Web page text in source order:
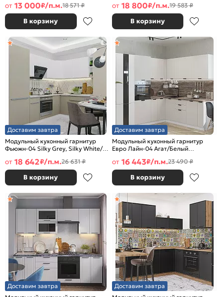
от 13 000₽/п.м.18 571 ₽
В корзину
от 18 800₽/п.м.19 583 ₽
В корзину
Доставим завтра
Модульный кухонный гарнитур
Фьюжн-04 Silky Grey, Silky White/
от 18 642₽/п.м.26 631 ₽
В корзину
Доставим завтра
Модульный кухонный гарнитур
Евро Лайн-04 Агат/Белый
от 16 443₽/п.м.23 490 ₽
В корзину
Доставим завтра
Доставим завтра